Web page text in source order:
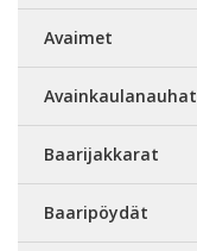
Avaimet
Avainkaulanauhat
Baarijakkarat
Baaripöydät